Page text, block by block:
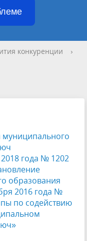
конкуренции
›
года № 1202
образования
2016 года №
по содействию